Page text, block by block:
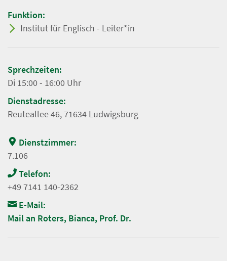
Funktion:
Institut für Englisch - Leiter*in
Sprechzeiten:
Di 15:00 - 16:00 Uhr
Dienstadresse:
Reuteallee 46, 71634 Ludwigsburg
Dienstzimmer:
7.106
Telefon:
+49 7141 140-2362
E-Mail:
Mail an Roters, Bianca, Prof. Dr.